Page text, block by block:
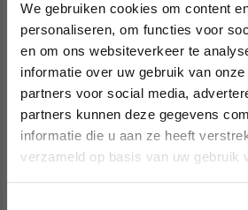
We gebruiken cookies om content
personaliseren, om functies voor
en om ons websiteverkeer te
informatie over uw gebruik van
partners voor social media,
partners kunnen deze gegevens
informatie die u aan ze heeft
verzameld op basis van uw gebruik
EUR 52.95 EUR 66.20
Aanbieding verloopt
12/08/2026
Aantal
Économisez
Soyez le premier à